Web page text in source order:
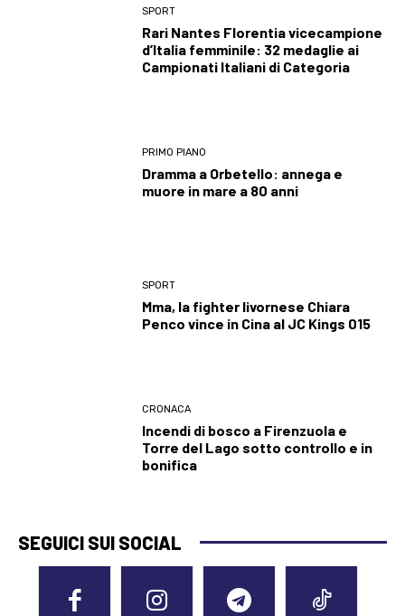
SPORT
Rari Nantes Florentia vicecampione
d’Italia femminile: 32 medaglie ai
Campionati Italiani di Categoria
PRIMO PIANO
Dramma a Orbetello: annega e
muore in mare a 80 anni
SPORT
Mma, la fighter livornese Chiara
Penco vince in Cina al JC Kings 015
CRONACA
Incendi di bosco a Firenzuola e
Torre del Lago sotto controllo e in
bonifica
SEGUICI SUI SOCIAL